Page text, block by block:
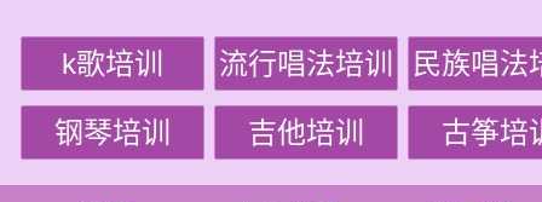
k歌培训 流行唱法培训 民族唱法
钢琴培训 吉他培训 古筝培